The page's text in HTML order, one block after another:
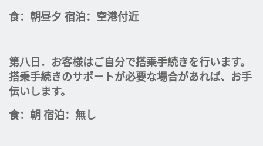
食：朝昼夕 宿泊：空港付近
第八日．お客様はご自分で搭乗手続きを行います。
搭乗手続きのサポートが必要な場合があれば、お手
伝いします。
食：朝 宿泊：無し